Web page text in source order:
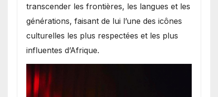
transcender les frontières, les langues et les
générations, faisant de lui l’une des icônes
culturelles les plus respectées et les plus
influentes d’Afrique.